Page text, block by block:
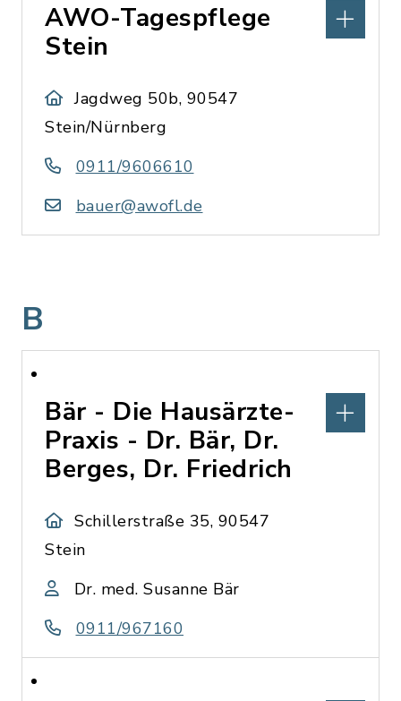
AWO-Tagespflege
Stein
Jagdweg 50b, 90547
Stein/Nürnberg
0911/9606610
bauer@awofl.de
B
Bär - Die Hausärzte-
Praxis - Dr. Bär, Dr.
Berges, Dr. Friedrich
Schillerstraße 35, 90547
Stein
Dr. med. Susanne Bär
0911/967160